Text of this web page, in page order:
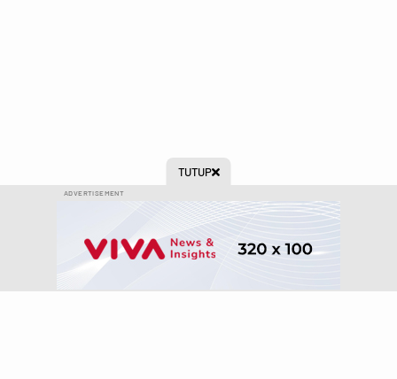
TUTUP
ADVERTISEMENT